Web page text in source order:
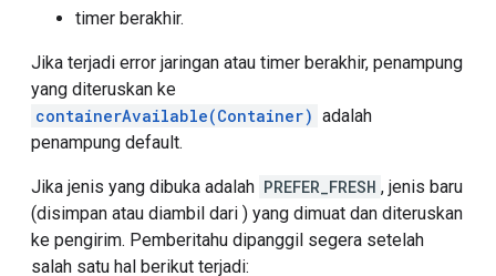
timer berakhir.
Jika terjadi error jaringan atau timer berakhir, penampung
yang diteruskan ke
containerAvailable(Container) adalah
penampung default.
Jika jenis yang dibuka adalah PREFER_FRESH , jenis baru
(disimpan atau diambil dari ) yang dimuat dan diteruskan
ke pengirim. Pemberitahu dipanggil segera setelah
salah satu hal berikut terjadi: